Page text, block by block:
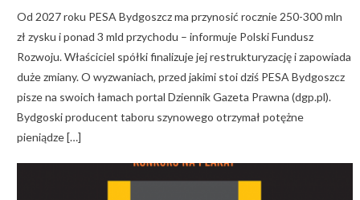
Od 2027 roku PESA Bydgoszcz ma przynosić rocznie 250-300 mln
zł zysku i ponad 3 mld przychodu – informuje Polski Fundusz
Rozwoju. Właściciel spółki finalizuje jej restrukturyzację i zapowiada
duże zmiany. O wyzwaniach, przed jakimi stoi dziś PESA Bydgoszcz
pisze na swoich łamach portal Dziennik Gazeta Prawna (dgp.pl).
Bydgoski producent taboru szynowego otrzymał potężne
pieniądze […]